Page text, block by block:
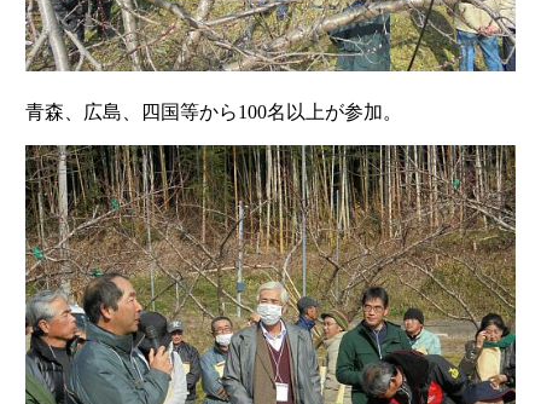
青森、広島、四国等から100名以上が参加。